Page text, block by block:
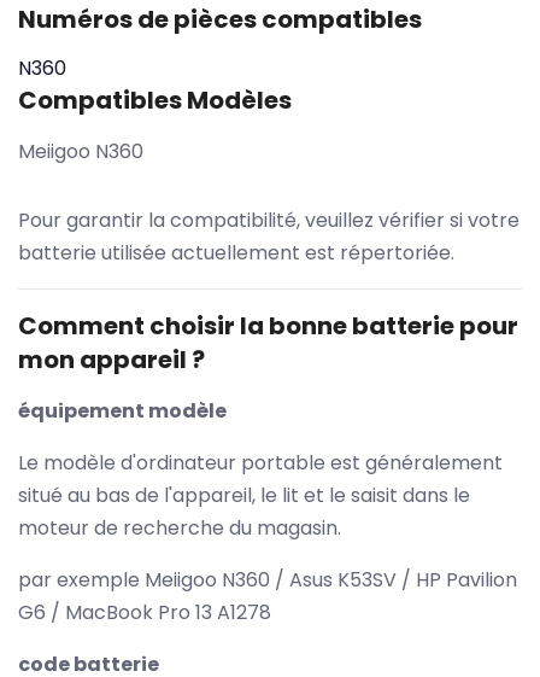
Numéros de pièces compatibles
N360
Compatibles Modèles
Meiigoo N360
Pour garantir la compatibilité, veuillez vérifier si votre
batterie utilisée actuellement est répertoriée.
Comment choisir la bonne batterie pour
mon appareil ?
équipement modèle
Le modèle d'ordinateur portable est généralement
situé au bas de l'appareil, le lit et le saisit dans le
moteur de recherche du magasin.
par exemple Meiigoo N360 / Asus K53SV / HP Pavilion
G6 / MacBook Pro 13 A1278
code batterie